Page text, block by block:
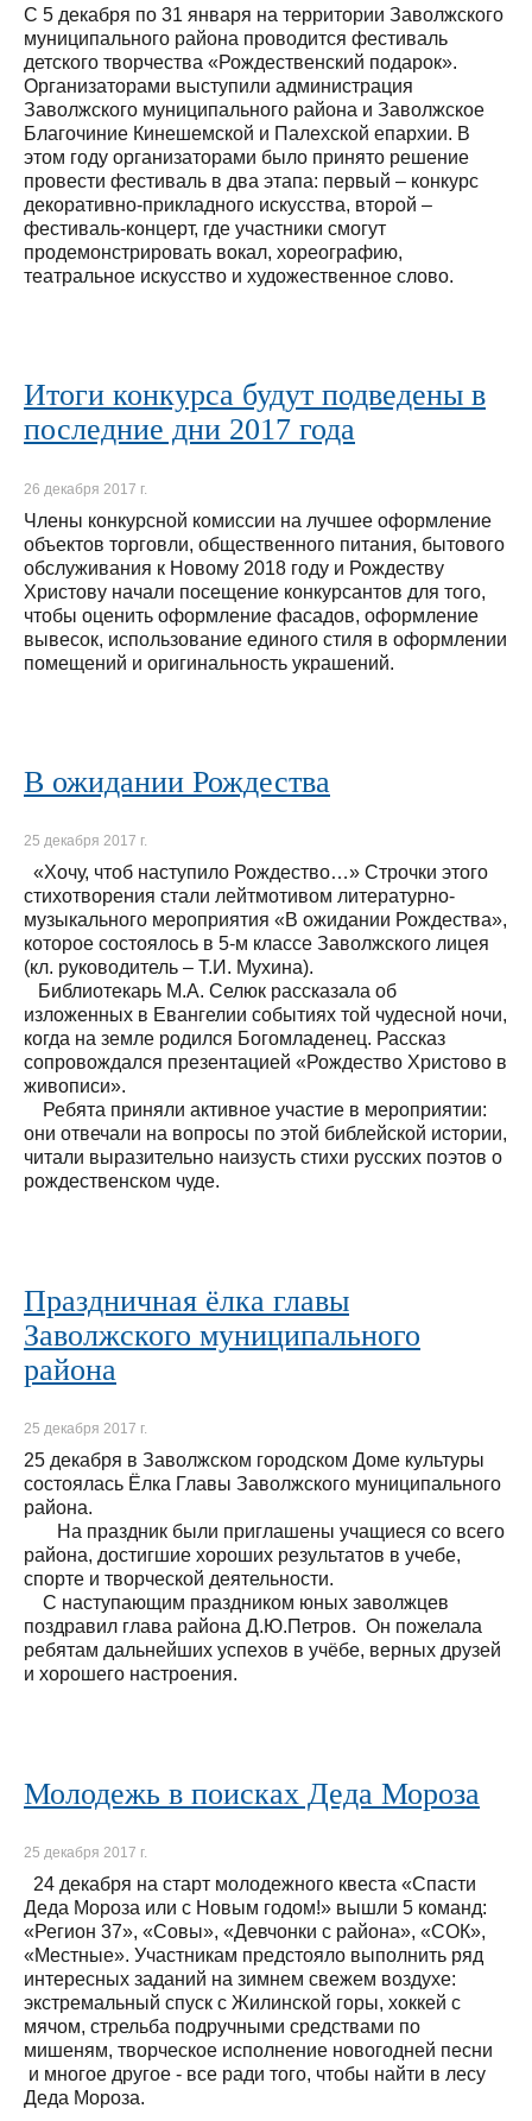
С 5 декабря по 31 января на территории Заволжского
муниципального района проводится фестиваль
детского творчества «Рождественский подарок».
Организаторами выступили администрация
Заволжского муниципального района и Заволжское
Благочиние Кинешемской и Палехской епархии. В
этом году организаторами было принято решение
провести фестиваль в два этапа: первый – конкурс
декоративно-прикладного искусства, второй –
фестиваль-концерт, где участники смогут
продемонстрировать вокал, хореографию,
театральное искусство и художественное слово.
Итоги конкурса будут подведены в
последние дни 2017 года
26 декабря 2017 г.
Члены конкурсной комиссии на лучшее оформление
объектов торговли, общественного питания, бытового
обслуживания к Новому 2018 году и Рождеству
Христову начали посещение конкурсантов для того,
чтобы оценить оформление фасадов, оформление
вывесок, использование единого стиля в оформлении
помещений и оригинальность украшений.
В ожидании Рождества
25 декабря 2017 г.
«Хочу, чтоб наступило Рождество…» Строчки этого
стихотворения стали лейтмотивом литературно-
музыкального мероприятия «В ожидании Рождества»,
которое состоялось в 5-м классе Заволжского лицея
(кл. руководитель – Т.И. Мухина).
Библиотекарь М.А. Селюк рассказала об
изложенных в Евангелии событиях той чудесной ночи,
когда на земле родился Богомладенец. Рассказ
сопровождался презентацией «Рождество Христово в
живописи».
Ребята приняли активное участие в мероприятии:
они отвечали на вопросы по этой библейской истории,
читали выразительно наизусть стихи русских поэтов о
рождественском чуде.
Праздничная ёлка главы
Заволжского муниципального
района
25 декабря 2017 г.
25 декабря в Заволжском городском Доме культуры
состоялась Ёлка Главы Заволжского муниципального
района.
На праздник были приглашены учащиеся со всего
района, достигшие хороших результатов в учебе,
спорте и творческой деятельности.
С наступающим праздником юных заволжцев
поздравил глава района Д.Ю.Петров. Он пожелала
ребятам дальнейших успехов в учёбе, верных друзей
и хорошего настроения.
Молодежь в поисках Деда Мороза
25 декабря 2017 г.
24 декабря на старт молодежного квеста «Спасти
Деда Мороза или с Новым годом!» вышли 5 команд:
«Регион 37», «Совы», «Девчонки с района», «СОК»,
«Местные». Участникам предстояло выполнить ряд
интересных заданий на зимнем свежем воздухе:
экстремальный спуск с Жилинской горы, хоккей с
мячом, стрельба подручными средствами по
мишеням, творческое исполнение новогодней песни
и многое другое - все ради того, чтобы найти в лесу
Деда Мороза.